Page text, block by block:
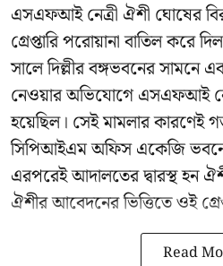
এসএফআই নেত্রী ঐশী ঘোষের
গ্রেপ্তারি পরোয়ানা বাতিল করে
সালে দিল্লীর বঙ্গভবনের সামনে
নেওয়ার অভিযোগে এসএফআই
হয়েছিল। সেই মামলার কারণেই
সিপিআইএম অফিস একেজি ভবনে
এরপরেই আদালতের দ্বারস্থ হন
ঐশীর আবেদনের ভিত্তিতে ওই
Read